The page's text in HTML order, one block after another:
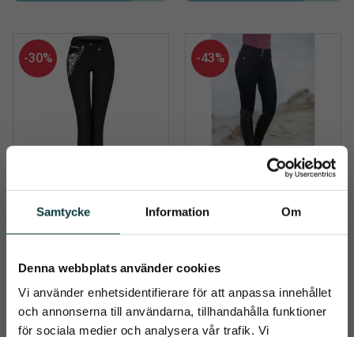
Samtycke Information Om
Denna webbplats använder cookies
Vi använder enhetsidentifierare för att anpassa innehållet
och annonserna till användarna, tillhandahålla funktioner
för sociala medier och analysera vår trafik. Vi
Ridbyxa Hailey
hudvänlig, absorberande
kr 999
30%
Info
Ridbyxor Velluto
600kr 1 050kr
43%
Info